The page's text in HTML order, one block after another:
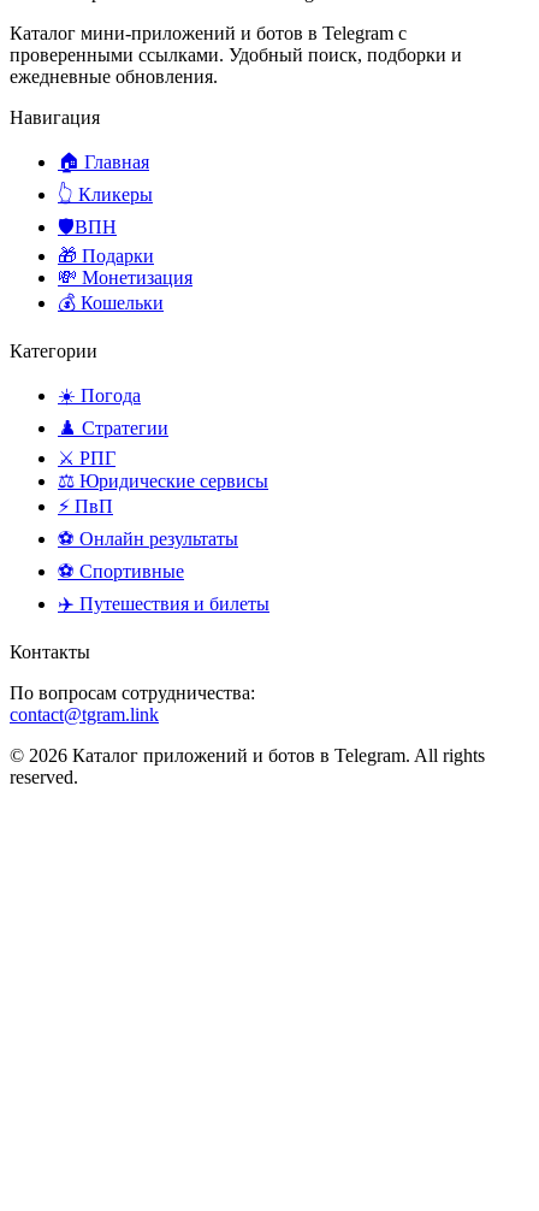
Каталог мини-приложений и ботов в Telegram с
проверенными ссылками. Удобный поиск, подборки и
ежедневные обновления.
Навигация
🏠 Главная
👆 Кликеры
🛡️ВПН
🎁 Подарки
💸 Монетизация
💰 Кошельки
Категории
☀️ Погода
♟️ Стратегии
⚔️ РПГ
⚖️ Юридические сервисы
⚡ ПвП
⚽ Онлайн результаты
⚽ Спортивные
✈️ Путешествия и билеты
Контакты
По вопросам сотрудничества:
contact@tgram.link
© 2026 Каталог приложений и ботов в Telegram. All rights
reserved.